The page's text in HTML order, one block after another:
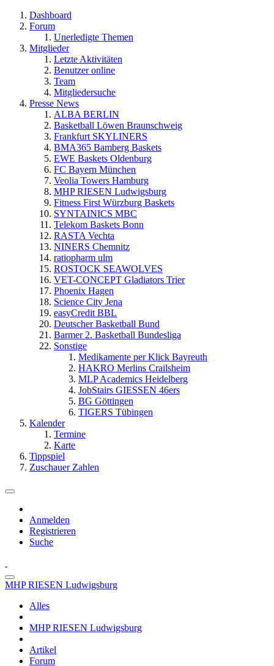
Dashboard
Forum
Unerledigte Themen
Mitglieder
Letzte Aktivitäten
Benutzer online
Team
Mitgliedersuche
Presse News
ALBA BERLIN
Basketball Löwen Braunschweig
Frankfurt SKYLINERS
BMA365 Bamberg Baskets
EWE Baskets Oldenburg
FC Bayern München
Veolia Towers Hamburg
MHP RIESEN Ludwigsburg
Fitness First Würzburg Baskets
SYNTAINICS MBC
Telekom Baskets Bonn
RASTA Vechta
NINERS Chemnitz
ratiopharm ulm
ROSTOCK SEAWOLVES
VET-CONCEPT Gladiators Trier
Phoenix Hagen
Science City Jena
easyCredit BBL
Deutscher Basketball Bund
Barmer 2. Basketball Bundesliga
Sonstige
Medikamente per Klick Bayreuth
HAKRO Merlins Crailsheim
MLP Academics Heidelberg
JobStairs GIESSEN 46ers
BG Göttingen
TIGERS Tübingen
Kalender
Termine
Karte
Tippspiel
Zuschauer Zahlen
Anmelden
Registrieren
Suche
MHP RIESEN Ludwigsburg
Alles
MHP RIESEN Ludwigsburg
Artikel
Forum